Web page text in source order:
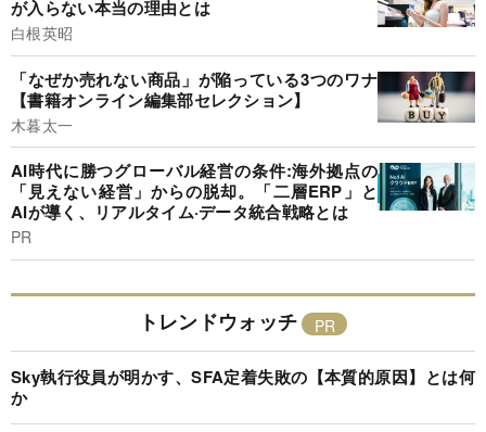
が入らない本当の理由とは
白根英昭
「なぜか売れない商品」が陥っている3つのワナ
【書籍オンライン編集部セレクション】
木暮太一
AI時代に勝つグローバル経営の条件:海外拠点の
「見えない経営」からの脱却。「二層ERP」と
AIが導く、リアルタイム·データ統合戦略とは
PR
トレンドウォッチ
Sky執行役員が明かす、SFA定着失敗の【本質的原因】とは何
か